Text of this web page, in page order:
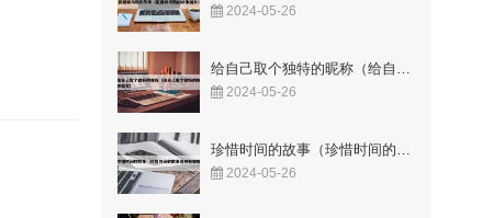
2024-05-26
2024-05-26
珍惜时间的故事（珍惜时间的故事名称有哪些）
2024-05-26